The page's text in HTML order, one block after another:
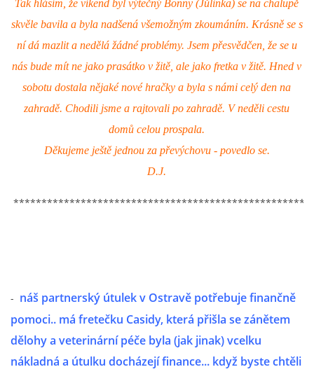
HISTORIE - 2010 - 2020
JAK NÁM POMOCI - POMÁHAJÍ NÁM :-)
Fretky Boleslav, z.s.
Nahoru ↑
Tak hlásím, že víkend byl výtečný Bonny (Jůlinka) se na chalupě
skvěle bavila a byla nadšená všemožným zkoumáním. Krásně se s
ní dá mazlit a nedělá žádné problémy. Jsem přesvědčen, že se u
nás bude mít ne jako prasátko v žitě, ale jako fretka v žitě. Hned v
sobotu dostala nějaké nové hračky a byla s námi celý den na
zahradě. Chodili jsme a rajtovali po zahradě. V neděli cestu
domů celou prospala.
Děkujeme ještě jednou za převýchovu - povedlo se.
D.J.
- náš partnerský útulek v Ostravě potřebuje finančně
pomoci.. má fretečku Casidy, která přišla se zánětem
dělohy a veterinární péče byla (jak jinak) vcelku
nákladná a útulku docházejí finance... když byste chtěli